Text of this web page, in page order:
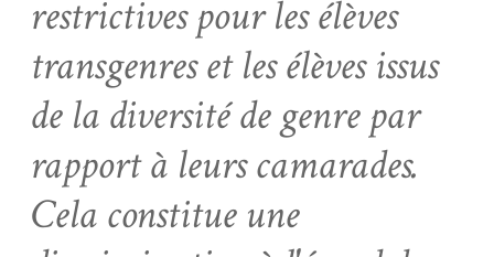
restrictives pour les élèves
transgenres et les élèves issus
de la diversité de genre par
rapport à leurs camarades.
Cela constitue une